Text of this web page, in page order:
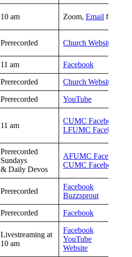
10 am Zoom, Email for info
Prerecorded Church Website
11 am Facebook
Prerecorded Church Website
Prerecorded YouTube
11 am
CUMC Facebook
LFUMC Facebook
Prerecorded
Sundays
& Daily Devos
AFUMC Facebook
CUMC Facebook
Prerecorded
Facebook
Buzzsprout
Prerecorded Facebook
Livestreaming at
10 am
Facebook
YouTube
Website